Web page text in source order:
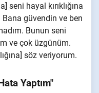
seni hayal kırıklığına
güvendin ve ben
Bunun seni
ve çok üzgünüm.
söz veriyorum.
Yaptım"